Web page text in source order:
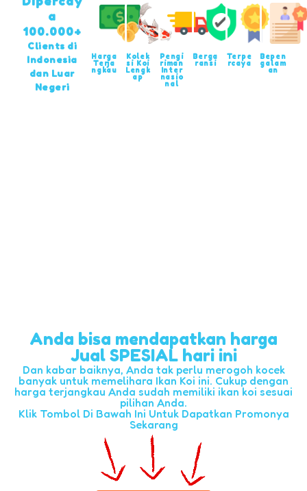
a
100.000+
Clients di
Indonesia
dan Luar
Negeri
Harga
Terja
ngkau
Kolek
si Koi
Lengk
ap
Pengi
riman
Inter
nasio
nal
Berga
ransi
Terpe
rcaya
Bepen
galam
an
Anda bisa mendapatkan harga
Jual SPESIAL hari ini
Dan kabar baiknya, Anda tak perlu merogoh kocek
banyak untuk memelihara Ikan Koi ini. Cukup dengan
harga terjangkau Anda sudah memiliki ikan koi sesuai
pilihan Anda.
Klik Tombol Di Bawah Ini Untuk Dapatkan Promonya
Sekarang